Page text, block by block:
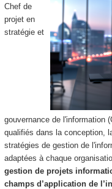
Chef de
projet en
stratégie et
gouvernance de l'information
qualifiés dans la conception,
stratégies de gestion de
adaptées à chaque
gestion de projets
champs d’application de